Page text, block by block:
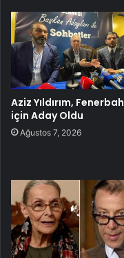
Aziz Yıldırım,
için Aday Oldu
Ağustos 7, 2026